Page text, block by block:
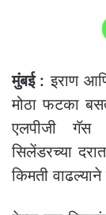
मुंबई : इराण
मोठा फटका
एलपीजी गॅस
सिलेंडरच्या
किमती